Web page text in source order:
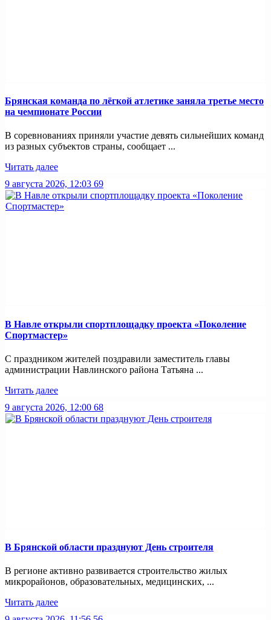
Брянская команда по лёгкой атлетике заняла третье место
на чемпионате России
В соревнованиях приняли участие девять сильнейших команд
из разных субъектов страны, сообщает ...
Читать далее
9 августа 2026, 12:03 69
В Навле открыли спортплощадку проекта «Поколение
Спортмастер»
С праздником жителей поздравили заместитель главы
администрации Навлинского района Татьяна ...
Читать далее
9 августа 2026, 12:00 68
В Брянской области празднуют День строителя
В регионе активно развивается строительство жилых
микрорайонов, образовательных, медицинских, ...
Читать далее